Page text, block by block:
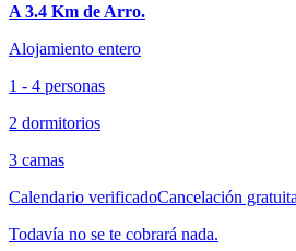
A 3.4 Km de Arro.
Alojamiento entero
1 - 4 personas
2 dormitorios
3 camas
Calendario verificadoCancelación gratuita
Todavía no se te cobrará nada.